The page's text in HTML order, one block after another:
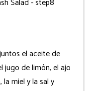
el aceite de
jugo de limón, el ajo
miel y la sal y